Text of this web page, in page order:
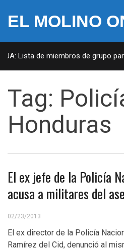
EL MOLINO
Lista de miembros de grupo
Tag:
Honduras
El ex jefe de la Policía
acusa a militares del
02/23/2013
El ex director de la Policía
Ramírez del Cid, denunció al